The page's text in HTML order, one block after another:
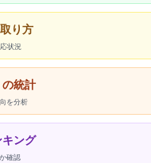
り方
状況
の統計
を分析
ング
確認